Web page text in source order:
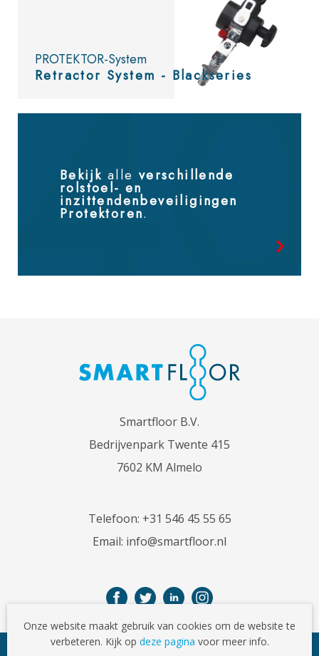
Onze website maakt gebruik van cookies om de website te
verbeteren. Kijk op deze pagina voor meer info.
PROTEKTOR-System
Retractor System - Blackseries
Bekijk alle verschillende
rolstoel- en
inzittendenbeveiligingen
Protektoren.
Smartfloor B.V.
Bedrijvenpark Twente 415
7602 KM Almelo
Telefoon: +31 546 45 55 65
Email: info@smartfloor.nl